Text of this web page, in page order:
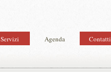
Servizi Agenda Contatti